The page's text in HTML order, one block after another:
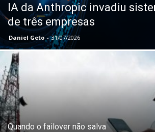
IA da Anthropic invadiu
de três empresas
Daniel Geto - 31/07/2026
Quando o failover não salva